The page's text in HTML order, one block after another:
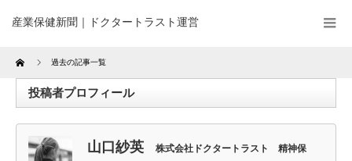
産業保健新聞｜ドクタートラスト運営
Home 過去の記事一覧
投稿者プロフィール
山口紗英 株式会社ドクタートラスト 精神保